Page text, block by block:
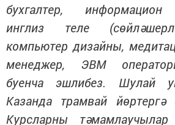
бухгалтер, информацион
инглиз теле
компьютер дизайны,
менеджер, ЭВМ
буенча эшлибез. Шулай
Казанда трамвай йөртергә
Курсларны тәмамлаучылар